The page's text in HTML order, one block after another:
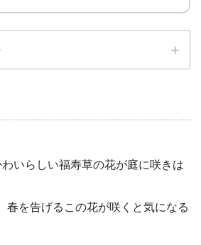
いらしい福寿草の花が庭に咲きは
春を告げるこの花が咲くと気になる